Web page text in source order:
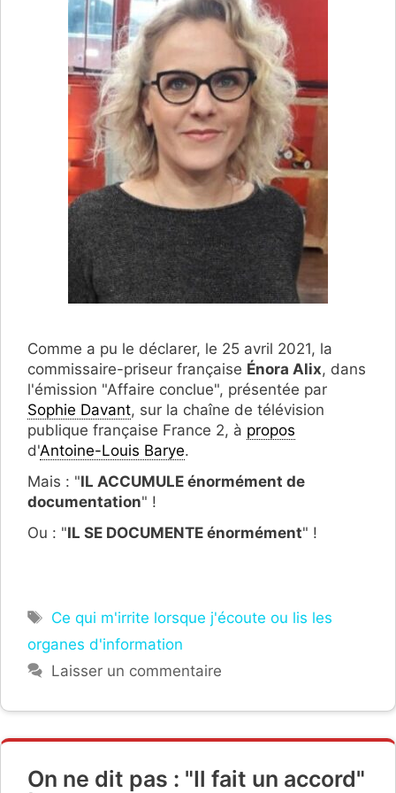
Comme a pu le déclarer, le 25 avril 2021, la
commissaire-priseur française Énora Alix, dans
l'émission "Affaire conclue", présentée par
Sophie Davant, sur la chaîne de télévision
publique française France 2, à propos
d'Antoine-Louis Barye.
Mais : "IL ACCUMULE énormément de
documentation" !
Ou : "IL SE DOCUMENTE énormément" !
Étiquettes
Ce qui m'irrite lorsque j'écoute ou lis les
organes d'information
Laisser un commentaire
On ne dit pas : "Il fait un accord"